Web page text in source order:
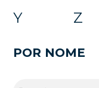
Y
Z
POR NOME